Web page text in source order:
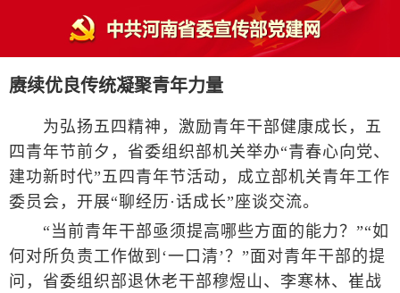
赓续优良传统凝聚青年力量
为弘扬五四精神，激励青年干部健康成长，五
四青年节前夕，省委组织部机关举办“青春心向党、
建功新时代”五四青年节活动，成立部机关青年工作
委员会，开展“聊经历·话成长”座谈交流。
“当前青年干部亟须提高哪些方面的能力？”“如
何对所负责工作做到‘一口清’？”面对青年干部的提
问，省委组织部退休老干部穆煜山、李寒林、崔战